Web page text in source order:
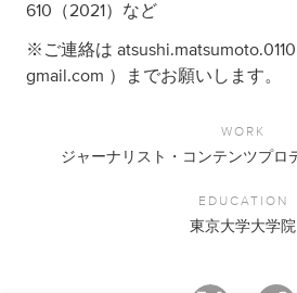
610（2021）など
※ご連絡は
gmail.com ）までお願いします。
WORK
ジャーナリスト・コンテンツプロ
EDUCATION
東京大学大学院